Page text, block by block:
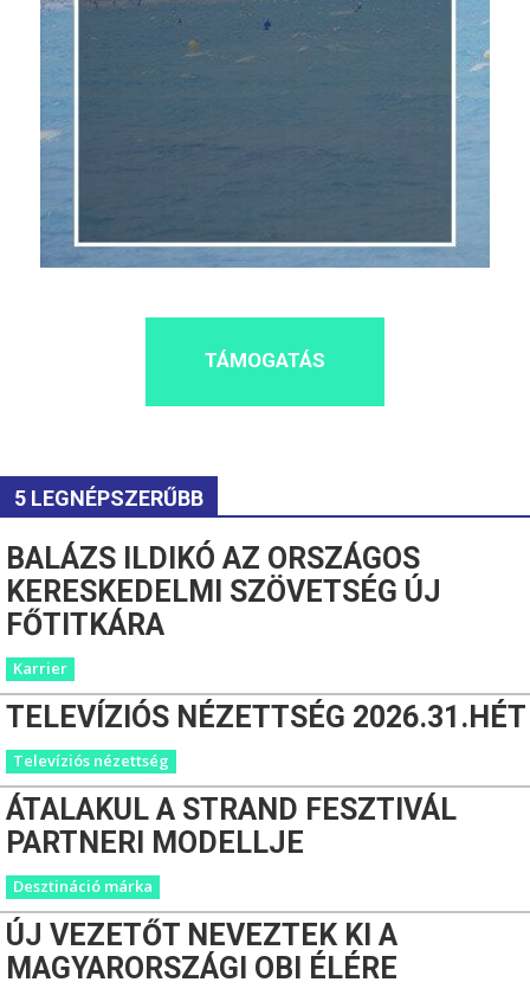
TÁMOGATÁS
5 LEGNÉPSZERŰBB
BALÁZS ILDIKÓ AZ ORSZÁGOS
KERESKEDELMI SZÖVETSÉG ÚJ
FŐTITKÁRA
Karrier
TELEVÍZIÓS NÉZETTSÉG 2026.31.HÉT
Televíziós nézettség
ÁTALAKUL A STRAND FESZTIVÁL
PARTNERI MODELLJE
Desztináció márka
ÚJ VEZETŐT NEVEZTEK KI A
MAGYARORSZÁGI OBI ÉLÉRE